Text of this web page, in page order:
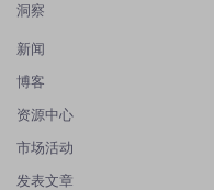
洞察
新闻
博客
资源中心
市场活动
发表文章